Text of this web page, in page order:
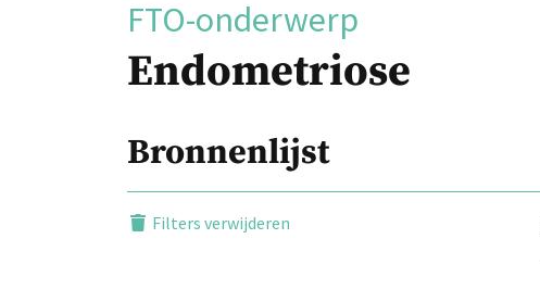
FTO-onderwerp
Endometriose
Bronnenlijst
Filters verwijderen